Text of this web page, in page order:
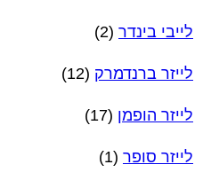
לייבי בינדר (2)
לייזר ברנדמרק (12)
לייזר הופמן (17)
לייזר סופר (1)